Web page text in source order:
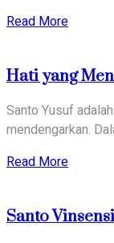
Read Moreabout
dalam
Hati yang
Santo Yusuf
mendengarkan.
Read Moreabout
Santo